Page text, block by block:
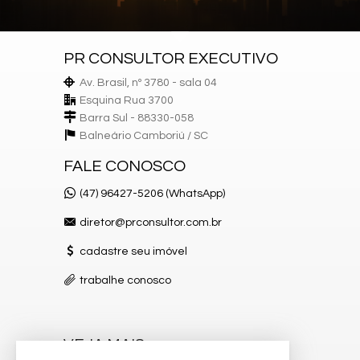
PR CONSULTOR EXECUTIVO
Av. Brasil, nº 3780 - sala 04
Esquina Rua 3700
Barra Sul - 88330-058
Balneário Camboriú / SC
FALE CONOSCO
(47) 96427-5206 (WhatsApp)
diretor@prconsultor.com.br
cadastre seu imóvel
trabalhe conosco
VEJA MAIS